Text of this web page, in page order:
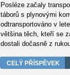
Posléze začaly
táborů s plynovými
odtransportováno v
většina těch, kteří se
dostali dočasně z
CELÝ PŘÍSPĚVEK